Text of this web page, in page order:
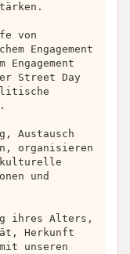
von
Engagement
Engagement
Street Day
Austausch
organisieren
und
ihres Alters,
Herkunft
unseren